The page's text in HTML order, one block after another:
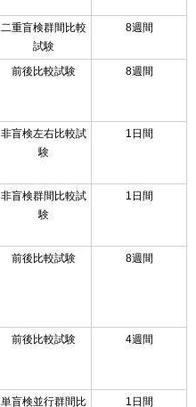
二重盲検群間比較
試験
8週間
前後比較試験 8週間
非盲検左右比較試
験
1日間
非盲検群間比較試
験
1日間
前後比較試験 8週間
前後比較試験 4週間
単盲検並行群間比
1日間